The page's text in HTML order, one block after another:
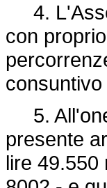
4.
con
consuntivo
5.
presente
lire 49.550